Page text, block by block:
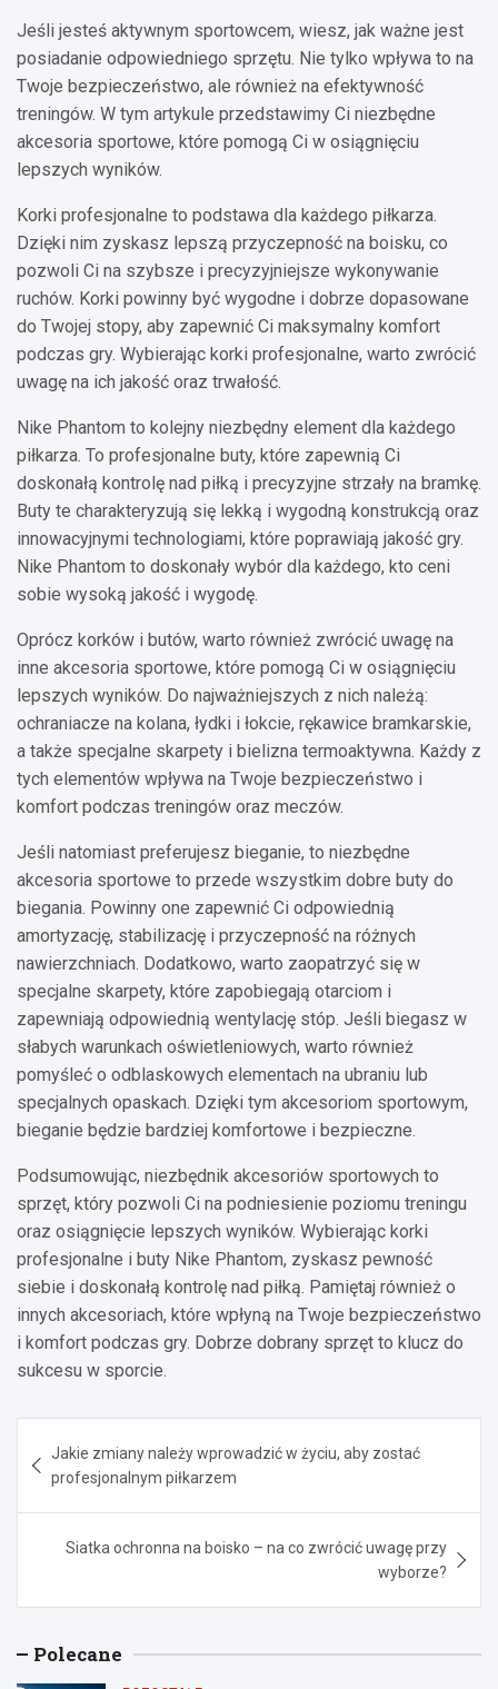
Jeśli jesteś aktywnym sportowcem, wiesz, jak ważne jest
posiadanie odpowiedniego sprzętu. Nie tylko wpływa to na
Twoje bezpieczeństwo, ale również na efektywność
treningów. W tym artykule przedstawimy Ci niezbędne
akcesoria sportowe, które pomogą Ci w osiągnięciu
lepszych wyników.
Korki profesjonalne to podstawa dla każdego piłkarza.
Dzięki nim zyskasz lepszą przyczepność na boisku, co
pozwoli Ci na szybsze i precyzyjniejsze wykonywanie
ruchów. Korki powinny być wygodne i dobrze dopasowane
do Twojej stopy, aby zapewnić Ci maksymalny komfort
podczas gry. Wybierając korki profesjonalne, warto zwrócić
uwagę na ich jakość oraz trwałość.
Nike Phantom to kolejny niezbędny element dla każdego
piłkarza. To profesjonalne buty, które zapewnią Ci
doskonałą kontrolę nad piłką i precyzyjne strzały na bramkę.
Buty te charakteryzują się lekką i wygodną konstrukcją oraz
innowacyjnymi technologiami, które poprawiają jakość gry.
Nike Phantom to doskonały wybór dla każdego, kto ceni
sobie wysoką jakość i wygodę.
Oprócz korków i butów, warto również zwrócić uwagę na
inne akcesoria sportowe, które pomogą Ci w osiągnięciu
lepszych wyników. Do najważniejszych z nich należą:
ochraniacze na kolana, łydki i łokcie, rękawice bramkarskie,
a także specjalne skarpety i bielizna termoaktywna. Każdy z
tych elementów wpływa na Twoje bezpieczeństwo i
komfort podczas treningów oraz meczów.
Jeśli natomiast preferujesz bieganie, to niezbędne
akcesoria sportowe to przede wszystkim dobre buty do
biegania. Powinny one zapewnić Ci odpowiednią
amortyzację, stabilizację i przyczepność na różnych
nawierzchniach. Dodatkowo, warto zaopatrzyć się w
specjalne skarpety, które zapobiegają otarciom i
zapewniają odpowiednią wentylację stóp. Jeśli biegasz w
słabych warunkach oświetleniowych, warto również
pomyśleć o odblaskowych elementach na ubraniu lub
specjalnych opaskach. Dzięki tym akcesoriom sportowym,
bieganie będzie bardziej komfortowe i bezpieczne.
Podsumowując, niezbędnik akcesoriów sportowych to
sprzęt, który pozwoli Ci na podniesienie poziomu treningu
oraz osiągnięcie lepszych wyników. Wybierając korki
profesjonalne i buty Nike Phantom, zyskasz pewność
siebie i doskonałą kontrolę nad piłką. Pamiętaj również o
innych akcesoriach, które wpłyną na Twoje bezpieczeństwo
i komfort podczas gry. Dobrze dobrany sprzęt to klucz do
sukcesu w sporcie.
wpisu
Jakie zmiany należy wprowadzić w życiu, aby zostać
profesjonalnym piłkarzem
Siatka ochronna na boisko – na co zwrócić uwagę przy
wyborze?
Polecane